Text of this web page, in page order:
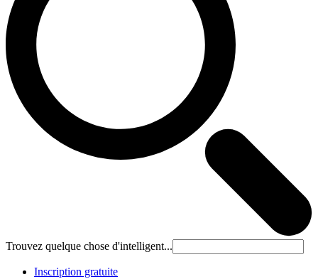
Trouvez quelque chose d'intelligent...
Inscription gratuite